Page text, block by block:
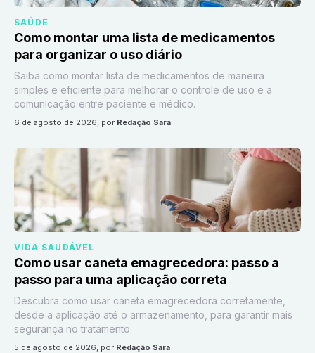
SAÚDE
Como montar uma lista de medicamentos
para organizar o uso diário
Saiba como montar lista de medicamentos de maneira
simples e eficiente para melhorar o controle de uso e a
comunicação entre paciente e médico.
6 de agosto de 2026, por Redação Sara
VIDA SAUDÁVEL
Como usar caneta emagrecedora: passo a
passo para uma aplicação correta
Descubra como usar caneta emagrecedora corretamente,
desde a aplicação até o armazenamento, para garantir mais
segurança no tratamento.
5 de agosto de 2026, por Redação Sara